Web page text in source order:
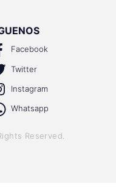
Facebook
Twitter
Instagram
Whatsapp
Reserved.